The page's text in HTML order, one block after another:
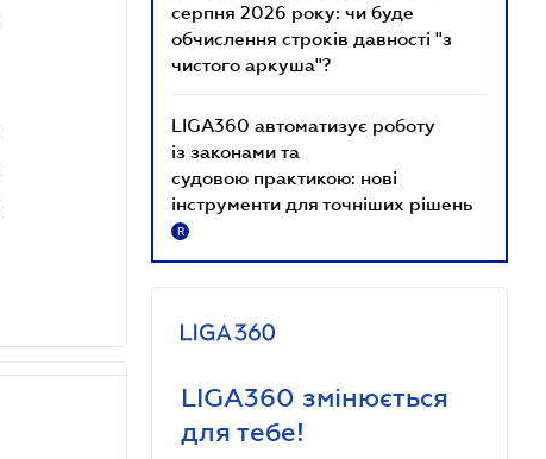
серпня 2026 року: чи буде
обчислення строків давності "з
чистого аркуша"?
LIGA360 автоматизує роботу
із законами та
судовою практикою: нові
інструменти для точніших рішень
R
LIGA360 змінюється
для тебе!